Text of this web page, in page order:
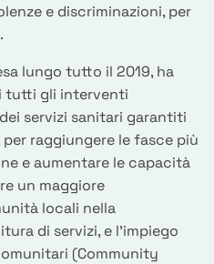
e discriminazioni, per
lungo tutto il 2019, ha
tutti gli interventi
servizi sanitari garantiti
raggiungere le fasce più
e aumentare le capacità
un maggiore
locali nella
di servizi, e l'impiego
(Community